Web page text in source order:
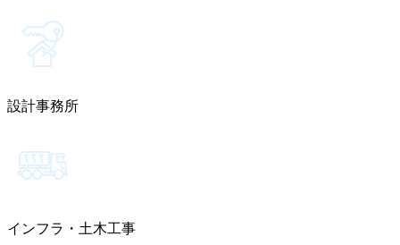
設計事務所
インフラ・土木工事